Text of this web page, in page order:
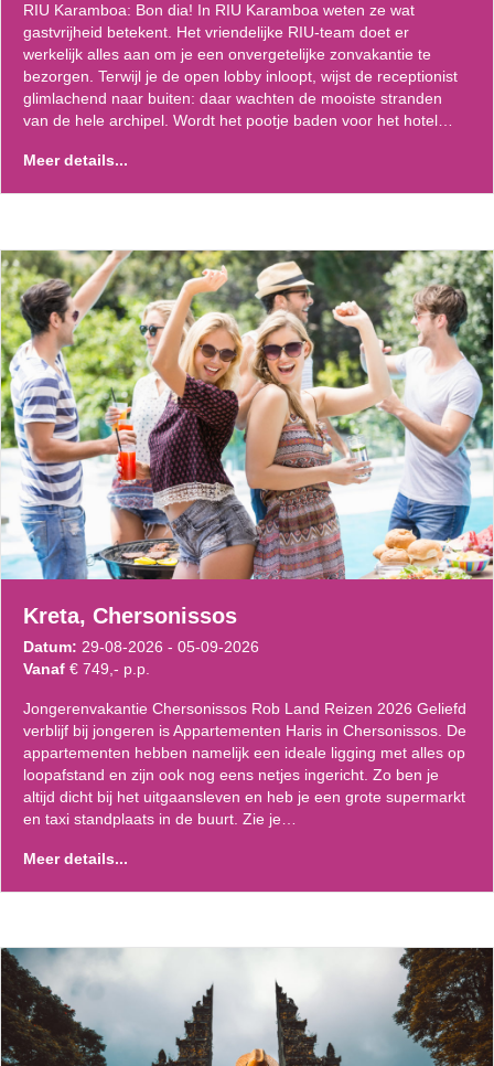
RIU Karamboa: Bon dia! In RIU Karamboa weten ze wat
gastvrijheid betekent. Het vriendelijke RIU-team doet er
werkelijk alles aan om je een onvergetelijke zonvakantie te
bezorgen. Terwijl je de open lobby inloopt, wijst de receptionist
glimlachend naar buiten: daar wachten de mooiste stranden
van de hele archipel. Wordt het pootje baden voor het hotel…
Meer details...
Kreta, Chersonissos
Datum: 29-08-2026 - 05-09-2026
Vanaf € 749,- p.p.
Jongerenvakantie Chersonissos Rob Land Reizen 2026 Geliefd
verblijf bij jongeren is Appartementen Haris in Chersonissos. De
appartementen hebben namelijk een ideale ligging met alles op
loopafstand en zijn ook nog eens netjes ingericht. Zo ben je
altijd dicht bij het uitgaansleven en heb je een grote supermarkt
en taxi standplaats in de buurt. Zie je…
Meer details...